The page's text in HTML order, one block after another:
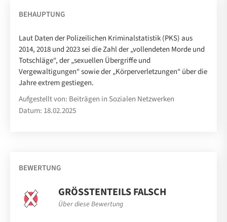
BEHAUPTUNG
Laut Daten der Polizeilichen Kriminalstatistik (PKS) aus
2014, 2018 und 2023 sei die Zahl der „vollendeten Morde und
Totschläge“, der „sexuellen Übergriffe und
Vergewaltigungen“ sowie der „Körperverletzungen“ über die
Jahre extrem gestiegen.
Aufgestellt von: Beiträgen in Sozialen Netzwerken
Datum: 18.02.2025
BEWERTUNG
GRÖSSTENTEILS FALSCH
Über diese Bewertung